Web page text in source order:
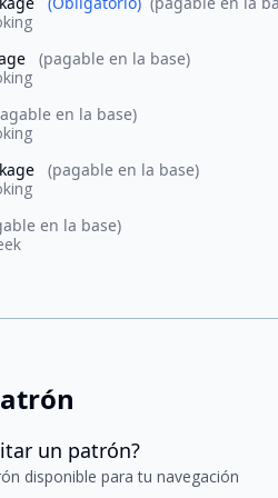
(pagable en la base)
en la base)
(pagable en la base)
en la base)
un patrón?
disponible para tu navegación